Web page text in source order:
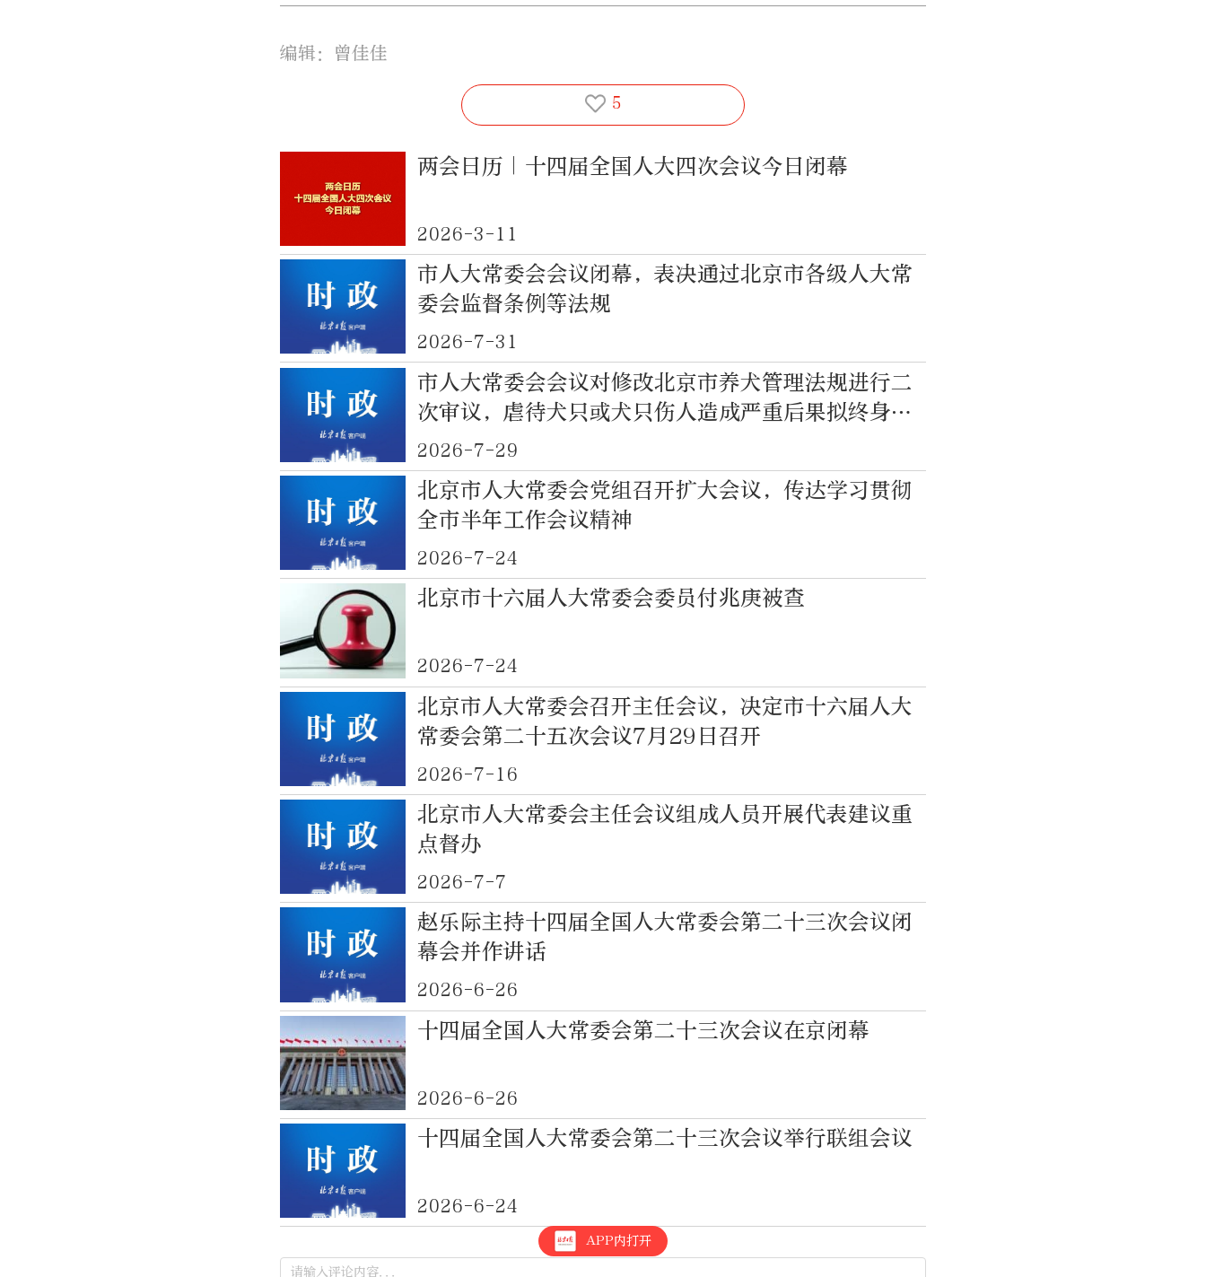
编辑：曾佳佳
5
两会日历｜十四届全国人大四次会议今日闭幕
2026-3-11
市人大常委会会议闭幕，表决通过北京市各级人大常
委会监督条例等法规
2026-7-31
市人大常委会会议对修改北京市养犬管理法规进行二
次审议，虐待犬只或犬只伤人造成严重后果拟终身禁
养
2026-7-29
北京市人大常委会党组召开扩大会议，传达学习贯彻
全市半年工作会议精神
2026-7-24
北京市十六届人大常委会委员付兆庚被查
2026-7-24
北京市人大常委会召开主任会议，决定市十六届人大
常委会第二十五次会议7月29日召开
2026-7-16
北京市人大常委会主任会议组成人员开展代表建议重
点督办
2026-7-7
赵乐际主持十四届全国人大常委会第二十三次会议闭
幕会并作讲话
2026-6-26
十四届全国人大常委会第二十三次会议在京闭幕
2026-6-26
十四届全国人大常委会第二十三次会议举行联组会议
2026-6-24
APP内打开